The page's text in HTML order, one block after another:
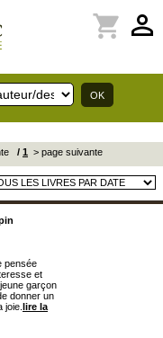
perm_identity
shopping_cart
/ 1 > page suivante
pensée
et
garçon
donner un
joie. lire la